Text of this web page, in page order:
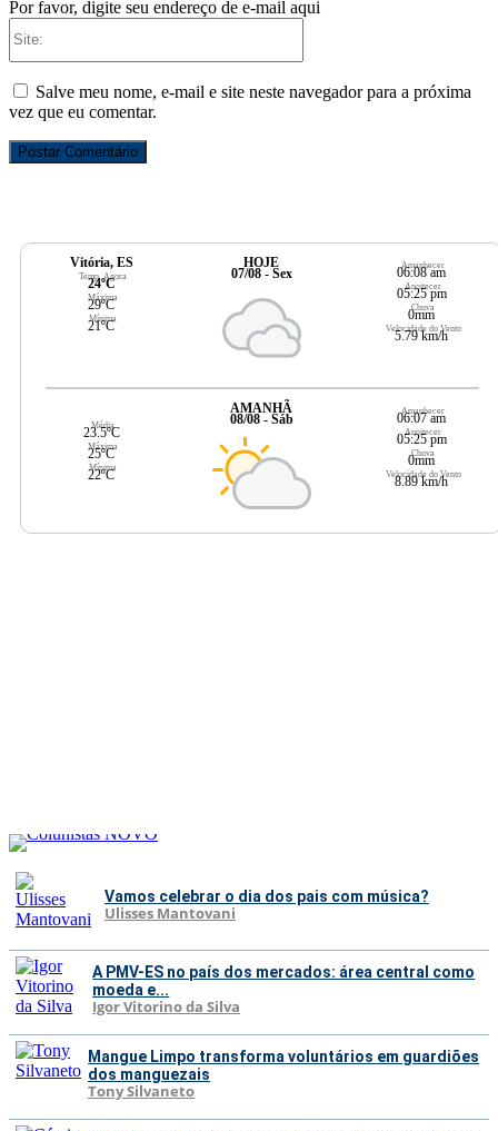
Por favor, digite seu endereço de e-mail aqui
Salve meu nome, e-mail e site neste navegador para a próxima
vez que eu comentar.
Vitória, ES
Temp. Agora
24ºC
Máxima
29ºC
Mínima
21ºC
HOJE
07/08 - Sex
Amanhecer
06:08 am
Anoitecer
05:25 pm
Chuva
0mm
Velocidade do Vento
5.79 km/h
Média
23.5ºC
Máxima
25ºC
Mínima
22ºC
AMANHÃ
08/08 - Sáb
Amanhecer
06:07 am
Anoitecer
05:25 pm
Chuva
0mm
Velocidade do Vento
8.89 km/h
Vamos celebrar o dia dos pais com música?
Ulisses Mantovani
A PMV-ES no país dos mercados: área central como
moeda e...
Igor Vitorino da Silva
Mangue Limpo transforma voluntários em guardiões
dos manguezais
Tony Silvaneto